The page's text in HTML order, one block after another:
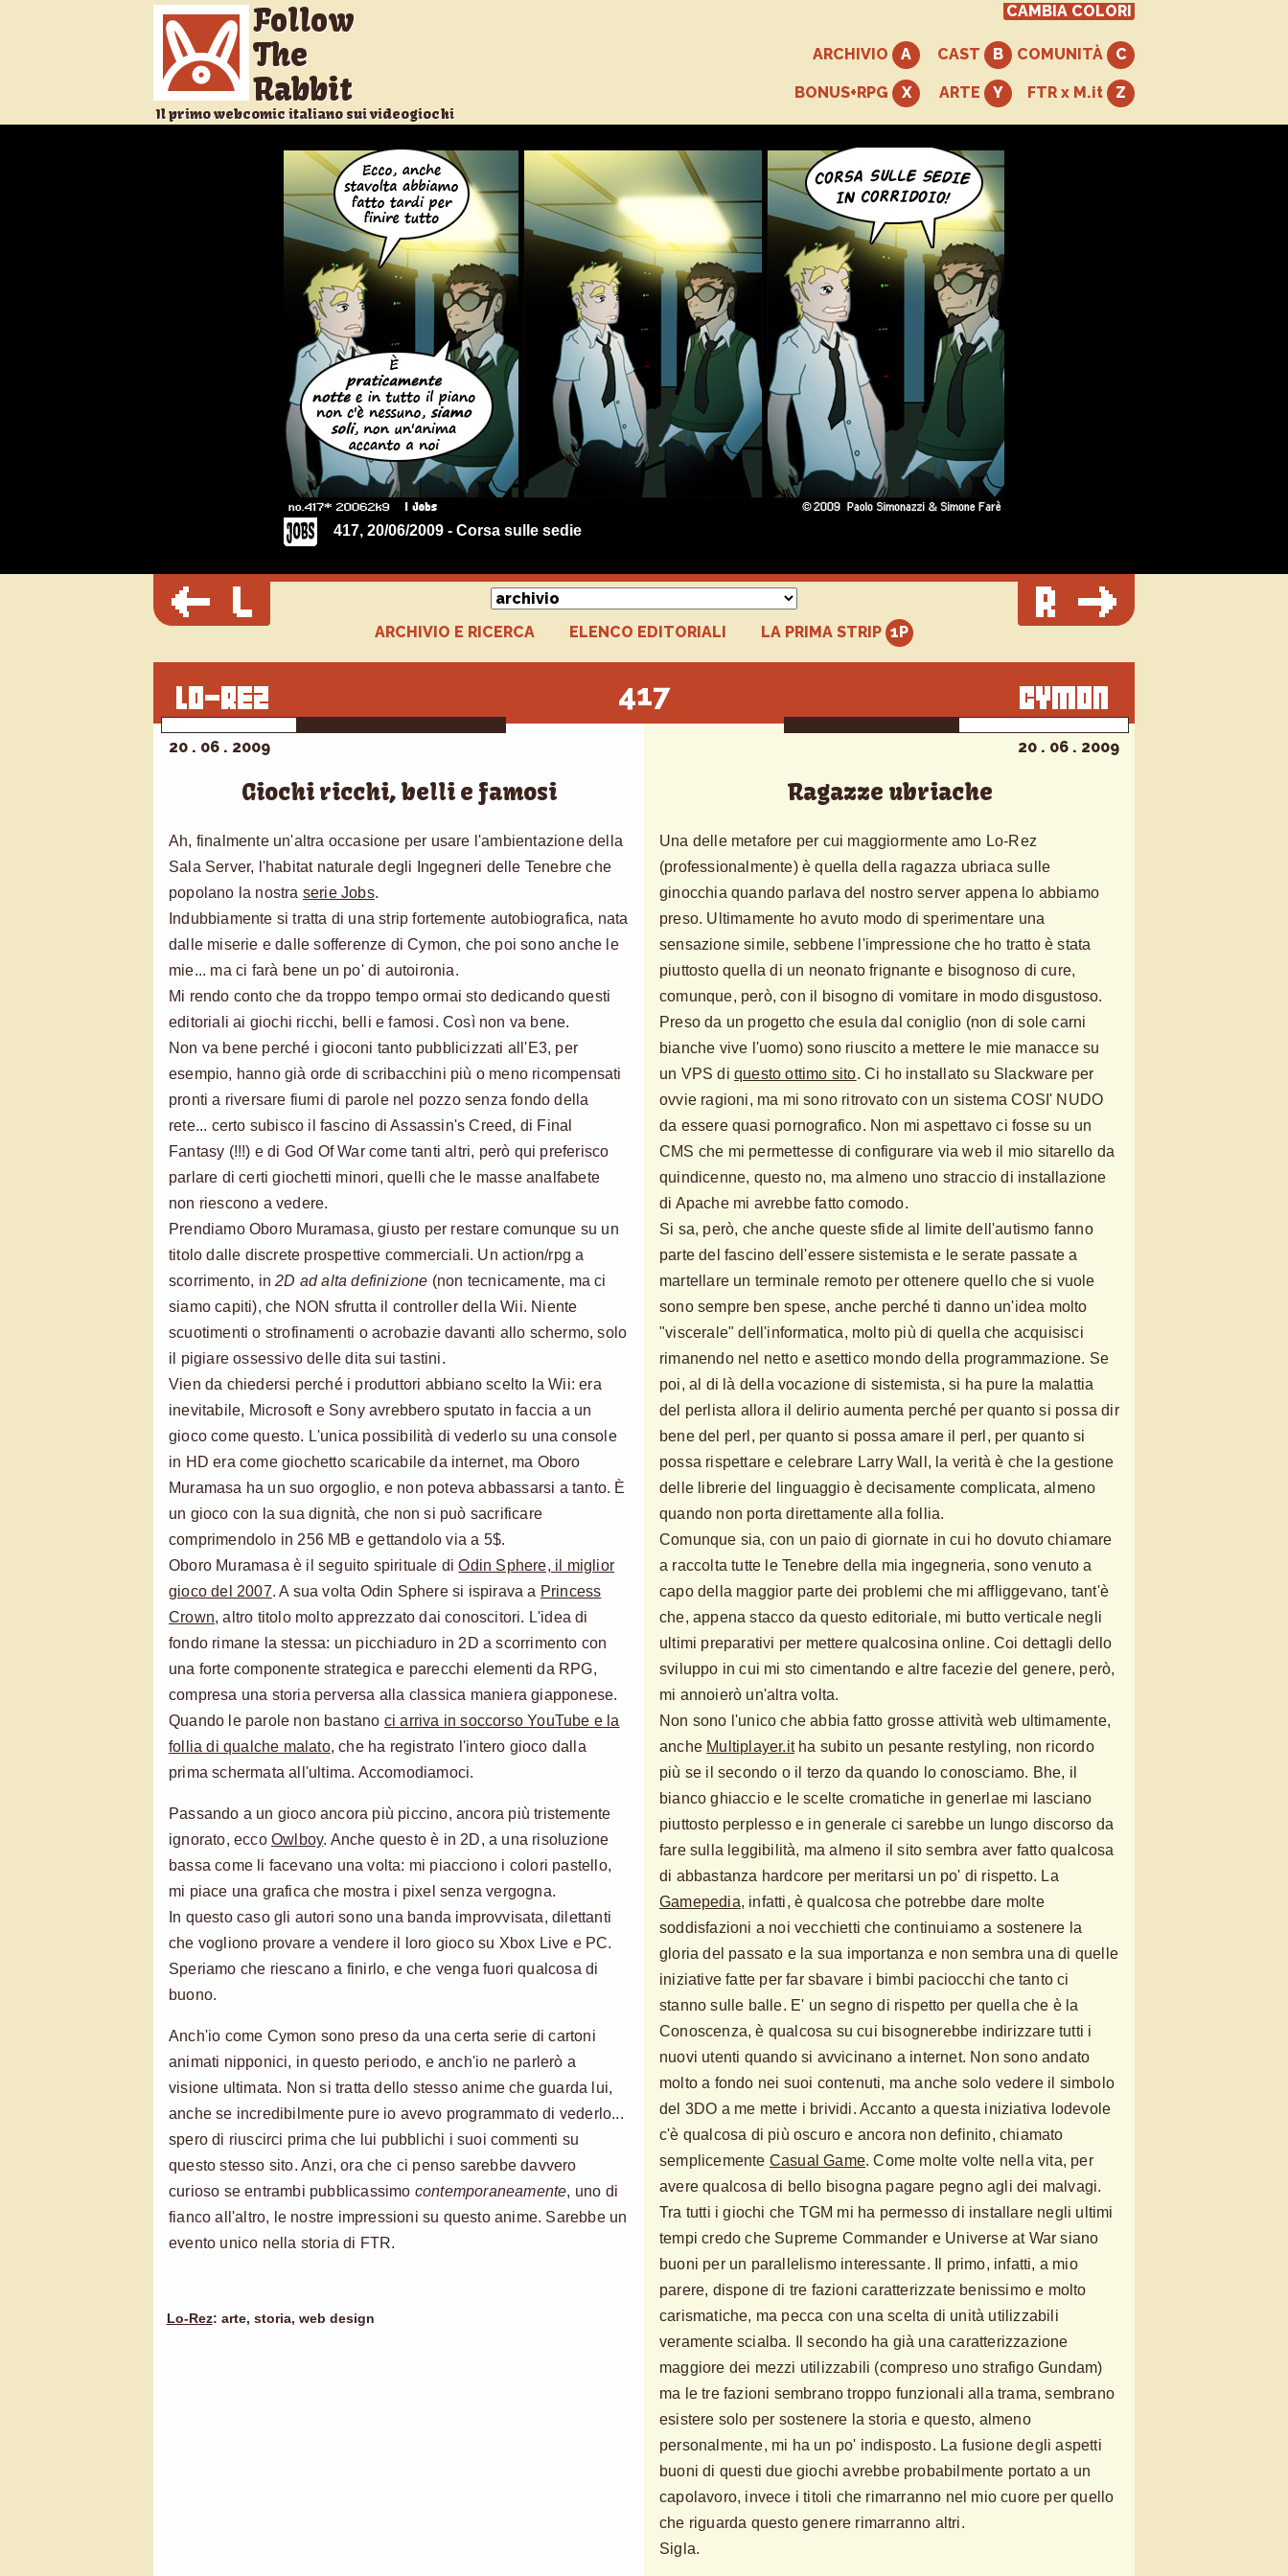
Follow
The
Rabbit
Il primo webcomic italiano sui videogiochi
CAMBIA COLORI
ARCHIVIO CAST COMUNITÀ
BONUS+RPG ARTE FTR x M.it
417, 20/06/2009 - Corsa sulle sedie
ARCHIVIO E RICERCA ELENCO EDITORIALI LA PRIMA STRIP
417
20 . 06 . 2009
Giochi ricchi, belli e famosi
Ah, finalmente un'altra occasione per usare l'ambientazione della
Sala Server, l'habitat naturale degli Ingegneri delle Tenebre che
popolano la nostra serie Jobs.
Indubbiamente si tratta di una strip fortemente autobiografica, nata
dalle miserie e dalle sofferenze di Cymon, che poi sono anche le
mie... ma ci farà bene un po' di autoironia.
Mi rendo conto che da troppo tempo ormai sto dedicando questi
editoriali ai giochi ricchi, belli e famosi. Così non va bene.
Non va bene perché i gioconi tanto pubblicizzati all'E3, per
esempio, hanno già orde di scribacchini più o meno ricompensati
pronti a riversare fiumi di parole nel pozzo senza fondo della
rete... certo subisco il fascino di Assassin's Creed, di Final
Fantasy (!!!) e di God Of War come tanti altri, però qui preferisco
parlare di certi giochetti minori, quelli che le masse analfabete
non riescono a vedere.
Prendiamo Oboro Muramasa, giusto per restare comunque su un
titolo dalle discrete prospettive commerciali. Un action/rpg a
scorrimento, in2D ad alta definizione (non tecnicamente, ma ci
siamo capiti), che NON sfrutta il controller della Wii. Niente
scuotimenti o strofinamenti o acrobazie davanti allo schermo, solo
il pigiare ossessivo delle dita sui tastini.
Vien da chiedersi perché i produttori abbiano scelto la Wii: era
inevitabile, Microsoft e Sony avrebbero sputato in faccia a un
gioco come questo. L'unica possibilità di vederlo su una console
in HD era come giochetto scaricabile da internet, ma Oboro
Muramasa ha un suo orgoglio, e non poteva abbassarsi a tanto. È
un gioco con la sua dignità, che non si può sacrificare
comprimendolo in 256 MB e gettandolo via a 5$.
Oboro Muramasa è il seguito spirituale diOdin Sphere, il miglior
gioco del 2007. A sua volta Odin Sphere si ispirava a Princess
Crown, altro titolo molto apprezzato dai conoscitori. L'idea di
fondo rimane la stessa: un picchiaduro in 2D a scorrimento con
una forte componente strategica e parecchi elementi da RPG,
compresa una storia perversa alla classica maniera giapponese.
Quando le parole non bastano ci arriva in soccorso YouTube e la
follia di qualche malato, che ha registrato l'intero gioco dalla
prima schermata all'ultima. Accomodiamoci.
Passando a un gioco ancora più piccino, ancora più tristemente
ignorato, ecco Owlboy. Anche questo è in 2D, a una risoluzione
bassa come li facevano una volta: mi piacciono i colori pastello,
mi piace una grafica che mostra i pixel senza vergogna.
In questo caso gli autori sono una banda improvvisata, dilettanti
che vogliono provare a vendere il loro gioco su Xbox Live e PC.
Speriamo che riescano a finirlo, e che venga fuori qualcosa di
buono.
Anch'io come Cymon sono preso da una certa serie di cartoni
animati nipponici, in questo periodo, e anch'io ne parlerò a
visione ultimata. Non si tratta dello stesso anime che guarda lui,
anche se incredibilmente pure io avevo programmato di vederlo...
spero di riuscirci prima che lui pubblichi i suoi commenti su
questo stesso sito. Anzi, ora che ci penso sarebbe davvero
curioso se entrambi pubblicassimo contemporaneamente, uno di
fianco all'altro, le nostre impressioni su questo anime. Sarebbe un
evento unico nella storia di FTR.
Lo-Rez: arte, storia, web design
20 . 06 . 2009
Ragazze ubriache
Una delle metafore per cui maggiormente amo Lo-Rez
(professionalmente) è quella della ragazza ubriaca sulle
ginocchia quando parlava del nostro server appena lo abbiamo
preso. Ultimamente ho avuto modo di sperimentare una
sensazione simile, sebbene l'impressione che ho tratto è stata
piuttosto quella di un neonato frignante e bisognoso di cure,
comunque, però, con il bisogno di vomitare in modo disgustoso.
Preso da un progetto che esula dal coniglio (non di sole carni
bianche vive l'uomo) sono riuscito a mettere le mie manacce su
un VPS di questo ottimo sito. Ci ho installato su Slackware per
ovvie ragioni, ma mi sono ritrovato con un sistema COSI' NUDO
da essere quasi pornografico. Non mi aspettavo ci fosse su un
CMS che mi permettesse di configurare via web il mio sitarello da
quindicenne, questo no, ma almeno uno straccio di installazione
di Apache mi avrebbe fatto comodo.
Si sa, però, che anche queste sfide al limite dell'autismo fanno
parte del fascino dell'essere sistemista e le serate passate a
martellare un terminale remoto per ottenere quello che si vuole
sono sempre ben spese, anche perché ti danno un'idea molto
"viscerale" dell'informatica, molto più di quella che acquisisci
rimanendo nel netto e asettico mondo della programmazione. Se
poi, al di là della vocazione di sistemista, si ha pure la malattia
del perlista allora il delirio aumenta perché per quanto si possa dir
bene del perl, per quanto si possa amare il perl, per quanto si
possa rispettare e celebrare Larry Wall, la verità è che la gestione
delle librerie del linguaggio è decisamente complicata, almeno
quando non porta direttamente alla follia.
Comunque sia, con un paio di giornate in cui ho dovuto chiamare
a raccolta tutte le Tenebre della mia ingegneria, sono venuto a
capo della maggior parte dei problemi che mi affliggevano, tant'è
che, appena stacco da questo editoriale, mi butto verticale negli
ultimi preparativi per mettere qualcosina online. Coi dettagli dello
sviluppo in cui mi sto cimentando e altre facezie del genere, però,
mi annoierò un'altra volta.
Non sono l'unico che abbia fatto grosse attività web ultimamente,
anche Multiplayer.itha subito un pesante restyling, non ricordo
più se il secondo o il terzo da quando lo conosciamo. Bhe, il
bianco ghiaccio e le scelte cromatiche in generlae mi lasciano
piuttosto perplesso e in generale ci sarebbe un lungo discorso da
fare sulla leggibilità, ma almeno il sito sembra aver fatto qualcosa
di abbastanza hardcore per meritarsi un po' di rispetto. La
Gamepedia, infatti, è qualcosa che potrebbe dare molte
soddisfazioni a noi vecchietti che continuiamo a sostenere la
gloria del passato e la sua importanza e non sembra una di quelle
iniziative fatte per far sbavare i bimbi paciocchi che tanto ci
stanno sulle balle. E' un segno di rispetto per quella che è la
Conoscenza, è qualcosa su cui bisognerebbe indirizzare tutti i
nuovi utenti quando si avvicinano a internet. Non sono andato
molto a fondo nei suoi contenuti, ma anche solo vedere il simbolo
del 3DO a me mette i brividi. Accanto a questa iniziativa lodevole
c'è qualcosa di più oscuro e ancora non definito, chiamato
semplicemente Casual Game. Come molte volte nella vita, per
avere qualcosa di bello bisogna pagare pegno agli dei malvagi.
Tra tutti i giochi che TGM mi ha permesso di installare negli ultimi
tempi credo che Supreme Commander e Universe at War siano
buoni per un parallelismo interessante. Il primo, infatti, a mio
parere, dispone di tre fazioni caratterizzate benissimo e molto
carismatiche, ma pecca con una scelta di unità utilizzabili
veramente scialba. Il secondo ha già una caratterizzazione
maggiore dei mezzi utilizzabili (compreso uno strafigo Gundam)
ma le tre fazioni sembrano troppo funzionali alla trama, sembrano
esistere solo per sostenere la storia e questo, almeno
personalmente, mi ha un po' indisposto. La fusione degli aspetti
buoni di questi due giochi avrebbe probabilmente portato a un
capolavoro, invece i titoli che rimarranno nel mio cuore per quello
che riguarda questo genere rimarranno altri.
Sigla.